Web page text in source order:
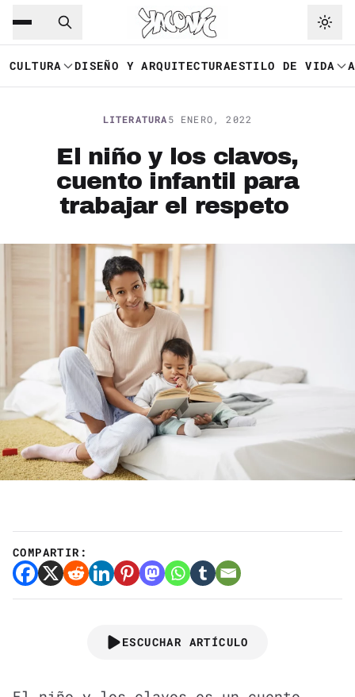
Saltar al contenido principal
CULTURA DISEÑO Y ARQUITECTURAESTILO DE VIDA
LITERATURA5 ENERO, 2022
El niño y los clavos,
cuento infantil para
trabajar el respeto
COMPARTIR:
ESCUCHAR ARTÍCULO